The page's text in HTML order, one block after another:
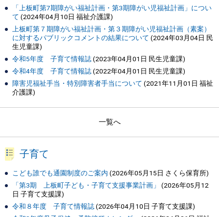
「上板町第7期障がい福祉計画・第3期障がい児福祉計画」につい
て (2024年04月10日 福祉介護課)
上板町第７期障がい福祉計画・第３期障がい児福祉計画（素案）
に対するパブリックコメントの結果について (2024年03月04日 民
生児童課)
令和5年度 子育て情報誌(2023年04月01日 民生児童課)
令和4年度 子育て情報誌(2022年04月01日 民生児童課)
障害児福祉手当・特別障害者手当について (2021年11月01日 福祉
介護課)
一覧へ
子育て
こども誰でも通園制度のご案内 (2026年05月15日 さくら保育所)
「第3期 上板町子ども・子育て支援事業計画」
(2026年05月12
日 子育て支援課)
令和８年度 子育て情報誌(2026年04月10日 子育て支援課)